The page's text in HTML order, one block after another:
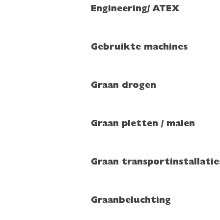
Engineering/ ATEX
Gebruikte machines
Graan drogen
Graan pletten / malen
Graan
Graanbeluchting